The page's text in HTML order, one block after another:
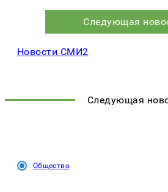
Следующая
Новости СМИ2
Следующая
Общество